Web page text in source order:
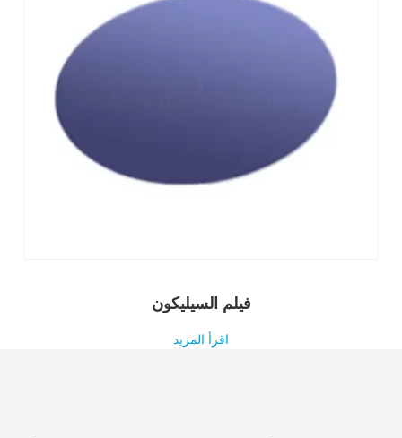
فيلم السيليكون
اقرأ المزيد